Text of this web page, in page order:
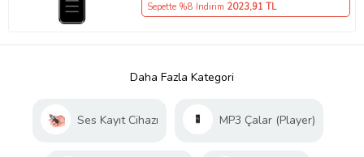
Sepette %8 İndirim 2023,91 TL
Daha Fazla Kategori
Ses Kayıt Cihazı MP3 Çalar (Player)